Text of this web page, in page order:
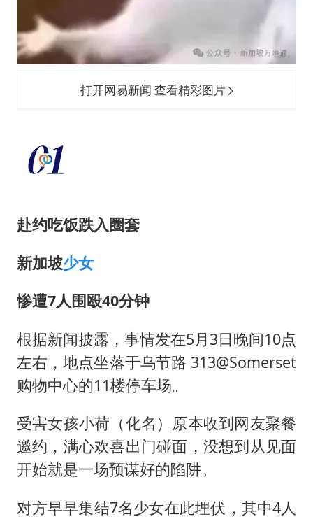
打开网易新闻 查看精彩图片
赴约吃饭跌入圈套
新加坡少女
惨遭7人围殴40分钟
根据新闻披露，事情发在5月3日晚间10点
左右，地点坐落于乌节路 313@Somerset
购物中心的11楼停车场。
受害女孩小荷（化名）原本收到网友聚餐
邀约，满心欢喜出门碰面，没想到从见面
开始就是一场预谋好的陷阱。
对方早早集结7名少女在此埋伏，其中4人